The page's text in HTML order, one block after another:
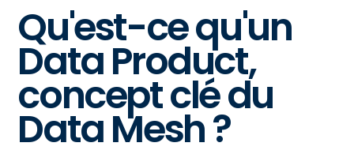
Qu'est-ce qu'un
Data Product,
concept clé du
Data Mesh ?